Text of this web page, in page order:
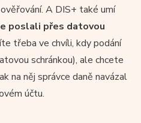
A DIS+ také umí
poslali přes datovou
třeba ve chvíli, kdy podání
schránkou), ale chcete
na něj správce daně navázal
účtu.